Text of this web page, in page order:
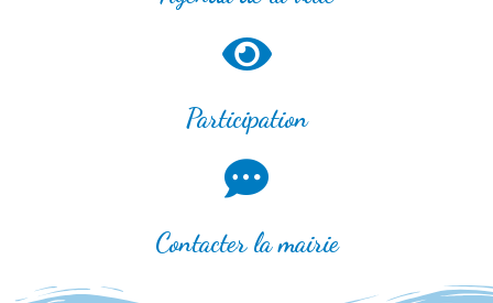
Participation
Contacter la mairie